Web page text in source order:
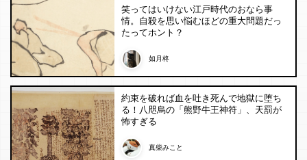
笑ってはいけない江戸時代のおなら事
情。自殺を思い悩むほどの重大問題だっ
たってホント？
如月柊
約束を破れば血を吐き死んで地獄に堕ち
る！八咫烏の「熊野牛王神符」、天罰が
怖すぎる
真柴みこと